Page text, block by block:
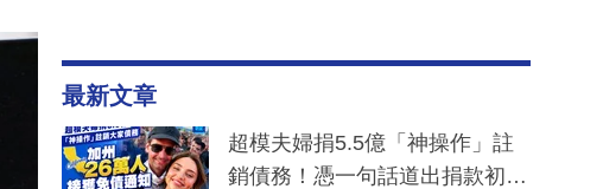
最新文章
超模夫婦捐5.5億「神操作」註
銷債務！憑一句話道出捐款初